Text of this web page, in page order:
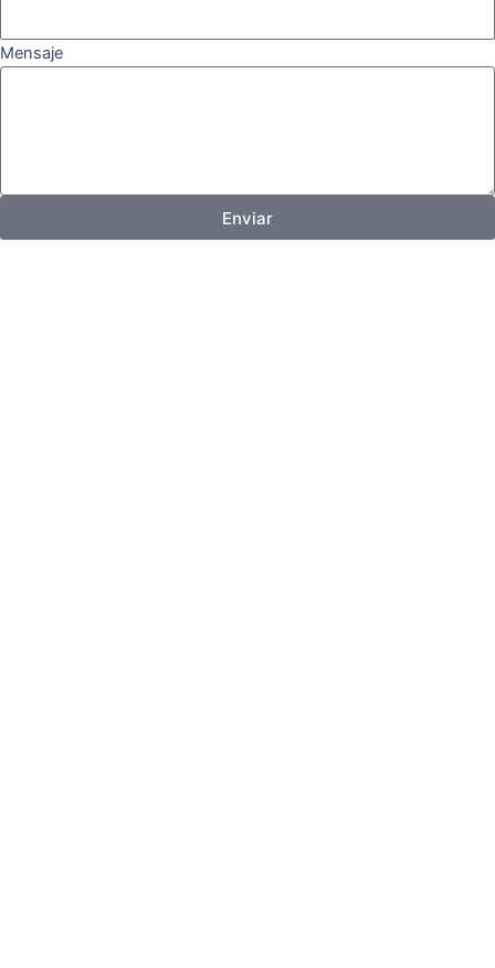
Mensaje
Enviar